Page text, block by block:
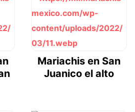
Mariachis en San
Juanico el alto